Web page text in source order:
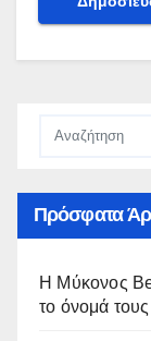
Πρόσφατα
Η Μύκονος
το όνομά τους